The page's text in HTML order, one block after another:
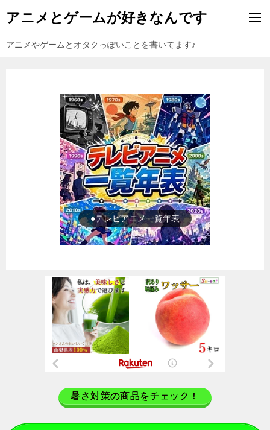
アニメとゲームが好きなんです
アニメやゲームとオタクっぽいことを書いてます♪
●ゲーム一覧年表
暑さ対策の商品をチェック！